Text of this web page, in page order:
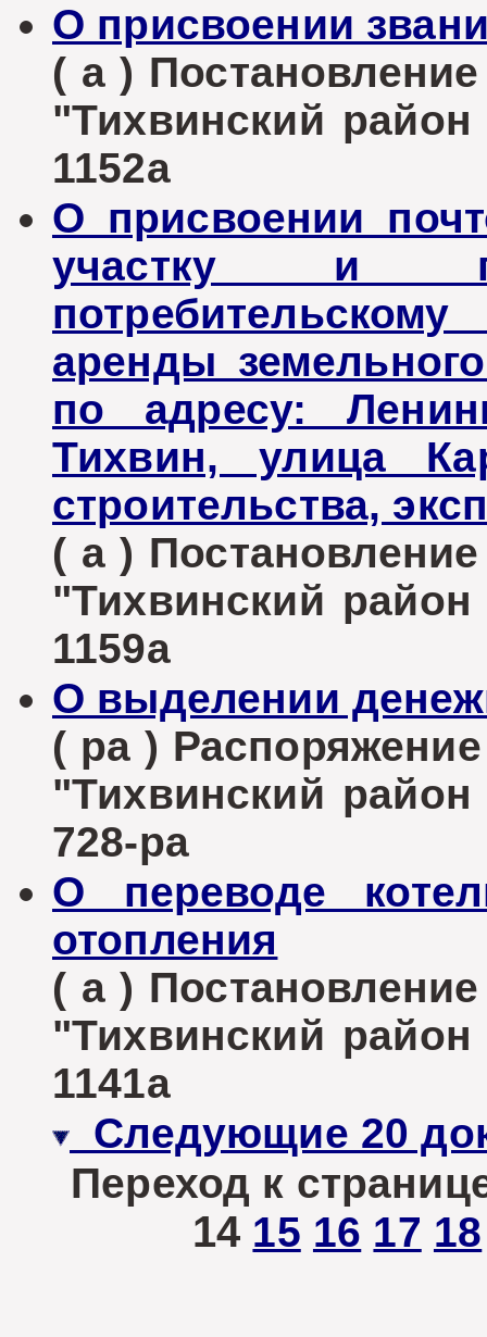
О присвоении
( а )
"Тихвинский
1152а
О присвоении
участку и
аренды
по адресу:
Тихвин, улица
строительства,
( а )
"Тихвинский
1159а
О выделении
( ра )
"Тихвинский
728-ра
О переводе
отопления
( а )
"Тихвинский
1141а
Следующие 20
Переход к
14 15 16 17 18